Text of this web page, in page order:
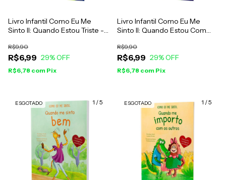
Livro Infantil Como Eu Me
Sinto II: Quando Estou Triste -
Justino
R$6,99
R$9,90
29% OFF
R$6,78 com Pix
Livro Infantil Como Eu Me
Sinto II: Quando Estou Com
Vanessa Justino
R$6,99
R$9,90
29% OFF
R$6,78 com Pix
1 /5
ESGOTADO 1 /5
ESGOTADO